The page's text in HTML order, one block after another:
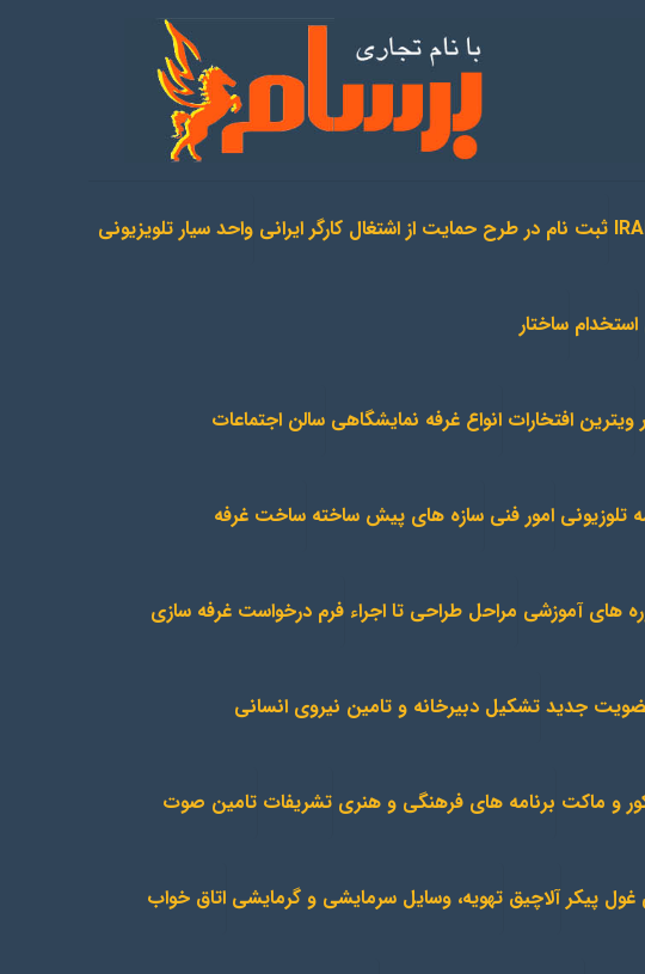
ثبت نام در طرح حمایت از اشتغال کارگر ایرانی واحد سیار تلویزیونی
استخدام ساختار
ویترین افتخارات انواع غرفه نمایشگاهی سالن اجتماعات
تلوزیونی امور فنی سازه های پیش ساخته ساخت غرفه
های آموزشی مراحل طراحی تا اجراء فرم درخواست غرفه سازی
جدید تشکیل دبیرخانه و تامین نیروی انسانی
و ماکت برنامه های فرهنگی و هنری تشریفات تامین صوت
غول پیکر آلاچیق تهویه، وسایل سرمایشی و گرمایشی اتاق خواب